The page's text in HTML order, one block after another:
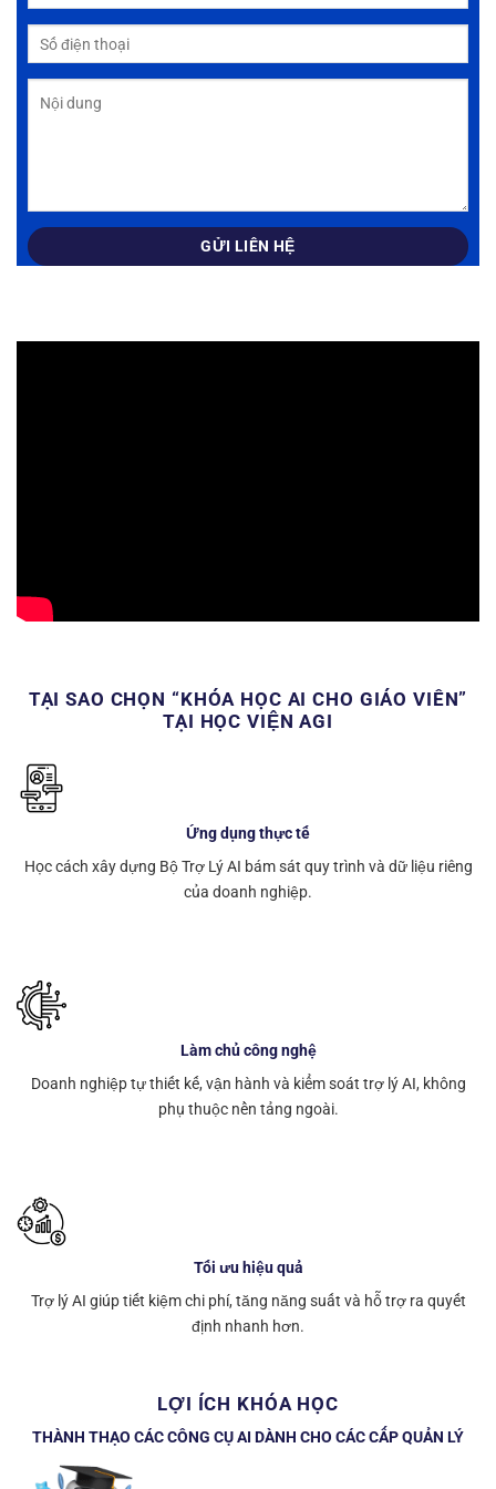
TẠI SAO CHỌN “KHÓA HỌC AI CHO GIÁO VIÊN”
TẠI HỌC VIỆN AGI
Ứng dụng thực tế
Học cách xây dựng Bộ Trợ Lý AI bám sát quy trình và dữ liệu riêng
của doanh nghiệp.
Làm chủ công nghệ
Doanh nghiệp tự thiết kế, vận hành và kiểm soát trợ lý AI, không
phụ thuộc nền tảng ngoài.
Tối ưu hiệu quả
Trợ lý AI giúp tiết kiệm chi phí, tăng năng suất và hỗ trợ ra quyết
định nhanh hơn.
LỢI ÍCH KHÓA HỌC
THÀNH THẠO CÁC CÔNG CỤ AI DÀNH CHO CÁC CẤP QUẢN LÝ